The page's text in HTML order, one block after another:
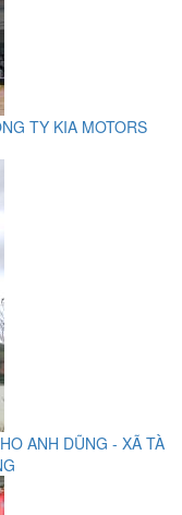
TY KIA MOTORS
ANH DŨNG - XÃ TÀ